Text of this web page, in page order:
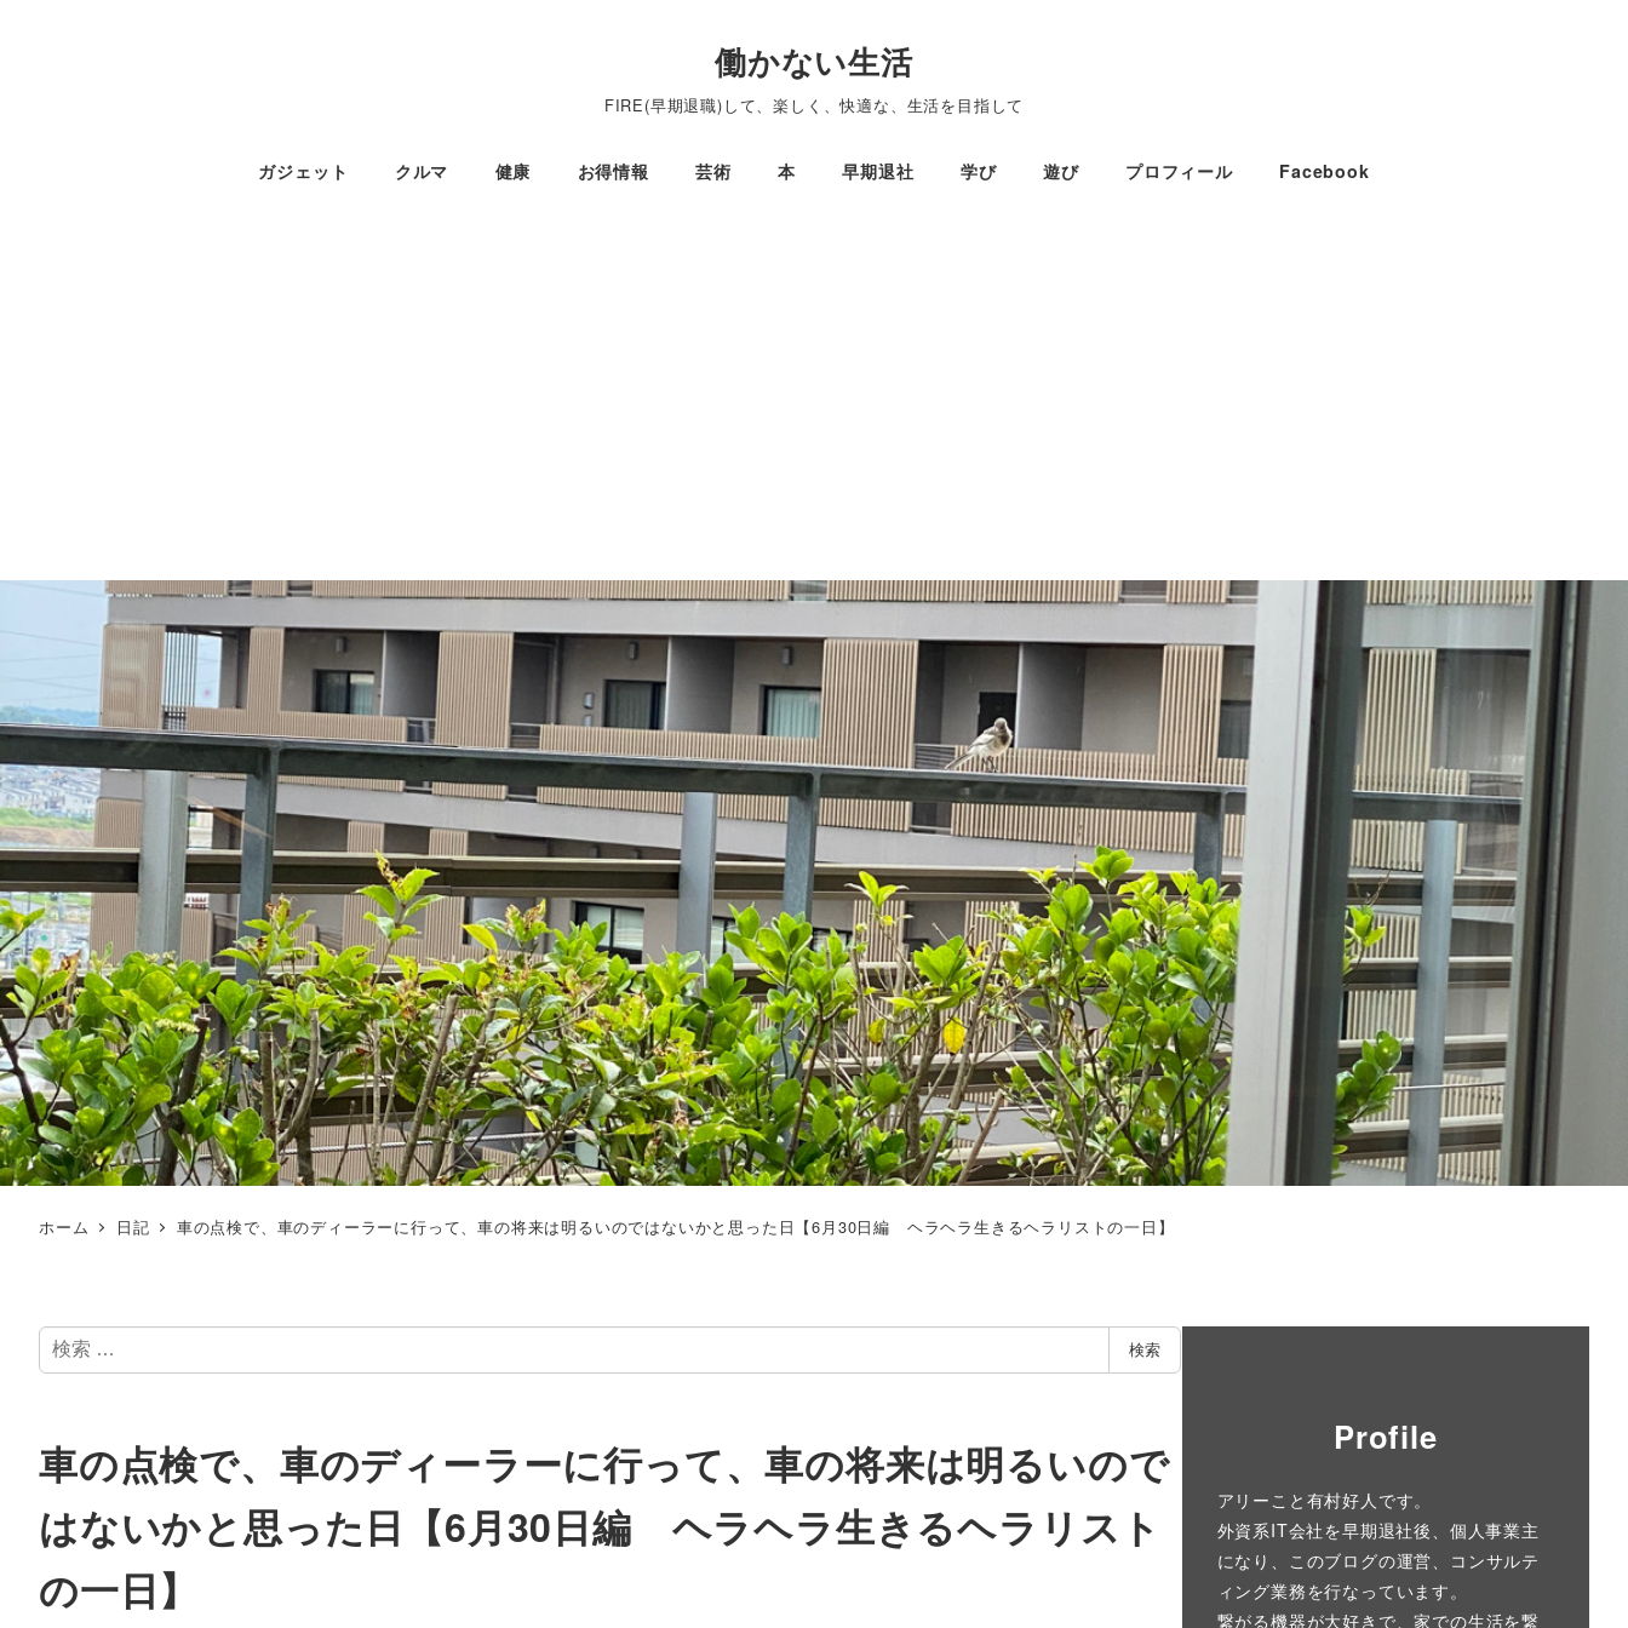
働かない生活
FIRE(早期退職)して、楽しく、快適な、生活を目指して
ガジェット クルマ 健康 お得情報 芸術 本 早期退社 学び 遊び プロフィール Facebook
ホーム 日記 車の点検で、車のディーラーに行って、車の将来は明るいのではないかと思った日【6月30日編 ヘラヘラ生きるヘラリストの一日】
検
索
検索
車の点検で、車のディーラーに行って、車の将来は明るいので
はないかと思った日【6月30日編 ヘラヘラ生きるヘラリスト
の一日】
Profile
アリーこと有村好人です。
外資系IT会社を早期退社後、個人事業主
になり、このブログの運営、コンサルテ
ィング業務を行なっています。
繋がる機器が大好きで、家での生活を繋